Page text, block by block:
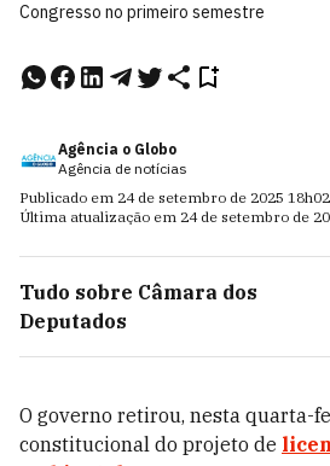
Congresso no primeiro semestre
Agência o Globo
Agência de notícias
Publicado em 24 de setembro de 2025 18h02
Última atualização em 24 de setembro de
Tudo sobre Câmara dos
Deputados
O governo retirou, nesta quarta-
constitucional do projeto de